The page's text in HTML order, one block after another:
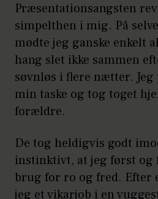
Præsentationsangsten
simpelthen i mig. På
mødte jeg ganske enkelt
hang slet ikke sammen
søvnløs i flere nætter. Jeg
min taske og tog toget
forældre.
De tog heldigvis godt
instinktivt, at jeg først og
brug for ro og fred. Efter
jeg et vikarjob i en